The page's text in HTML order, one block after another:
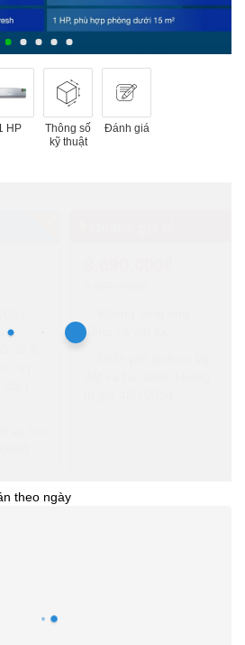
HP
Thông số
kỹ thuật
Đánh giá
đồng và vật tư.
theo ngày